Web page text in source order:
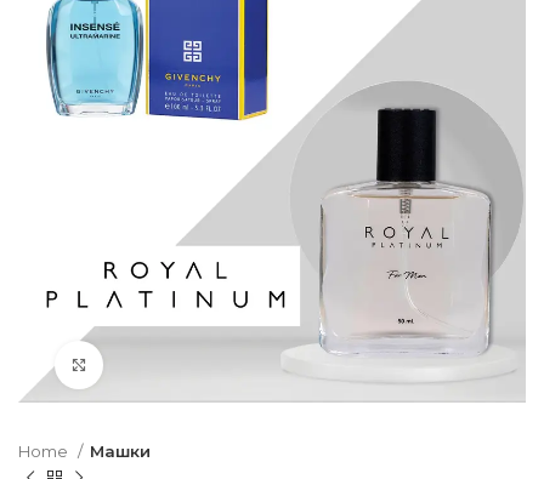
Home Машки